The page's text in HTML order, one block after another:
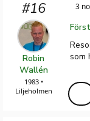
#16
Robin
Wallén
1983 •
Liljeholmen
3
som